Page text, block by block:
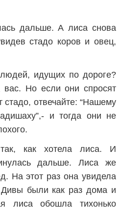
дальше. А лиса снова
стадо коров и овец,
идущих по дороге?
вас. Но если они спросят
стадо, отвечайте: “Нашему
и тогда они не
как хотела лиса. И
дальше. Лиса же
На этот раз она увидела
были как раз дома и
лиса обошла тихонько